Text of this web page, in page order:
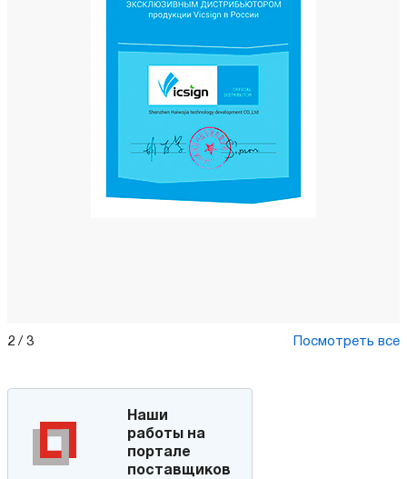
2 / 3 Посмотреть все
Наши
работы на
портале
поставщиков